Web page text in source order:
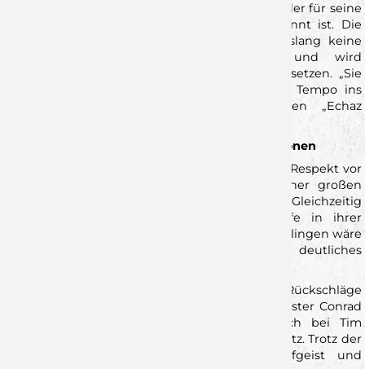
Am Sonntag wartet mit Pfullingen ein Gegner, der für seine
kompakte und aggressive Abwehrarbeit bekannt ist. Die
Mannschaft aus dem Kreis Reutlingen hat bislang keine
einzige Niederlage hinnehmen müssen und wird
hochmotiviert anreisen, um diese Serie fortzusetzen. „Sie
stehen defensiv sehr stabil und bringen viel Tempo ins
Spiel“, so Karrer über die selbsternannten „Echaz
Wölfe-Gegner mit Respekt – aber auch Ambitionen
Auch VfL-Coach Fabian Gerstlauer zeigt großen Respekt vor
den Wölfen: „Die Wölfe sind offensiv mit einer großen
individuellen Qualität ausgestattet“, lobt er. Gleichzeitig
hofft er, dass seine Mannschaft eine „Stufe in ihrer
Entwicklung“ nach oben machen kann. Für Pfullingen wäre
ein Punktgewinn in Würzburg ein deutliches
Personell muss der VfL jedoch einige Rückschläge
verkraften: Rechtsaußen Axel Goller und Youngster Conrad
Schmitt fehlen verletzungsbedingt, und auch bei Tim
Hafner steht ein Fragezeichen hinter dem Einsatz. Trotz der
Ausfälle kündigt Gerstlauer an, mit Kampfgeist und